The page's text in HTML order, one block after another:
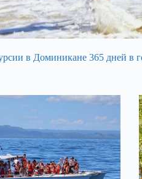
в Доминикане 365 дней в